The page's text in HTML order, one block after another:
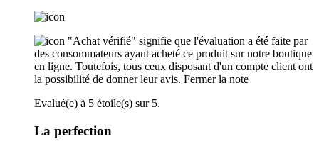
"Achat vérifié" signifie que l'évaluation a été faite par
des consommateurs ayant acheté ce produit sur notre boutique
en ligne. Toutefois, tous ceux disposant d'un compte client ont
la possibilité de donner leur avis. Fermer la note
Evalué(e) à 5 étoile(s) sur 5.
La perfection